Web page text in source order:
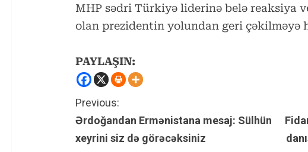
MHP sədri Türkiyə liderinə belə reaksiya
olan prezidentin yolundan geri çəkilməyə
PAYLAŞIN:
C
o
Previous:
Ərdoğandan Ermənistana mesaj: Sülhün
xeyrini siz də görəcəksiniz